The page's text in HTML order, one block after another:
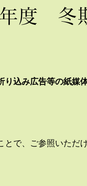
度 冬
込み広告等の紙媒
で、ご参照いただけ